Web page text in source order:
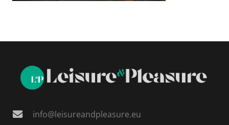
info@leisureandpleasure.eu